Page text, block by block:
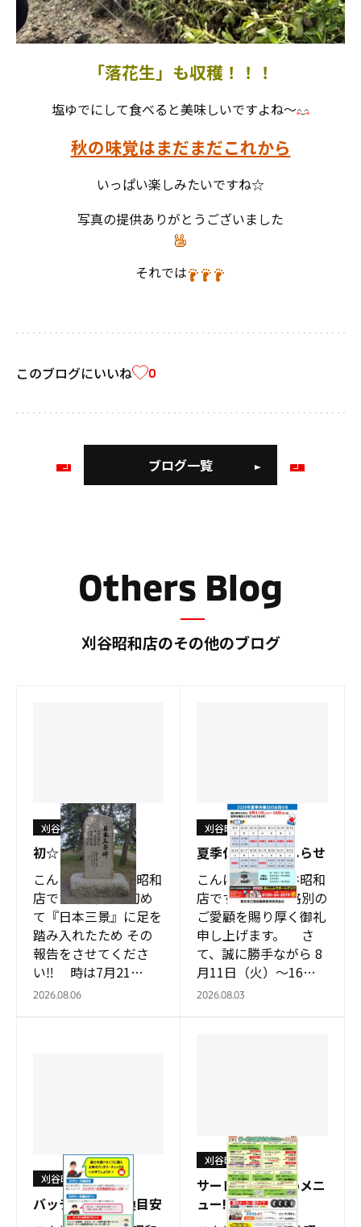
「落花生」も収穫！！！
塩ゆでにして食べると美味しいですよね～
秋の味覚はまだまだこれから
いっぱい楽しみたいですね☆
写真の提供ありがとうございました
それでは
このブログにいいね 0
前
ブログ一覧
次
Others Blog
刈谷昭和店のその他のブログ
初☆
刈谷昭和店
こんにちは、刈谷昭和
店です😊 今日は初め
て『日本三景』に足を
踏み入れたため その
報告をさせてくださ
い‼️ 時は7月21
日・・・ （余談です
2026.08.06
夏季休業日のおしらせ
刈谷昭和店
こんにちは。刈谷昭和
店です。 平素は格別の
ご愛顧を賜り厚く御礼
申し上げます。 さ
て、誠に勝手ながら 8
月11日（火）～16日
（日）を夏季休業日と
2026.08.03
バッテリーの交換目安
刈谷昭和店
サービスおすすめメニ
ュー!!
刈谷昭和店